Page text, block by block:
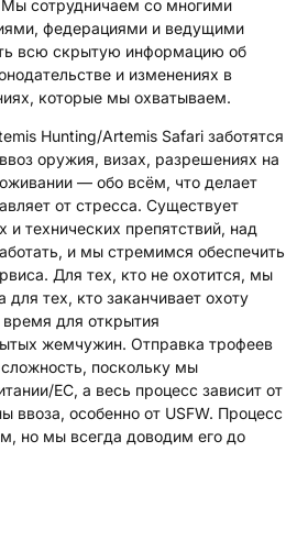
Мы сотрудничаем со многими
федерациями и ведущими
всю скрытую информацию об
и изменениях в
которые мы охватываем.
Hunting/Artemis Safari заботятся
оружия, визах, разрешениях на
— обо всём, что делает
от стресса. Существует
технических препятствий, над
и мы стремимся обеспечить
Для тех, кто не охотится, мы
для тех, кто заканчивает охоту
для открытия
жемчужин. Отправка трофеев
поскольку мы
ЕС, а весь процесс зависит от
ввоза, особенно от USFW. Процесс
но мы всегда доводим его до